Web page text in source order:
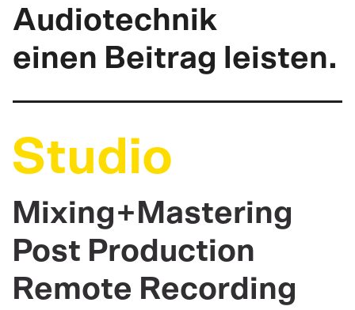
Audiotechnik
einen Beitrag leisten.
Studio
Mixing+Mastering
Post Production
Remote Recording